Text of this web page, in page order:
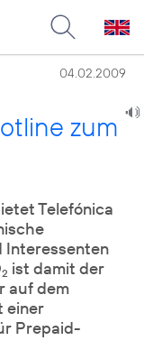
04.02.2009
zum
Telefónica
Interessenten
2 ist damit der
auf dem
einer
Prepaid-